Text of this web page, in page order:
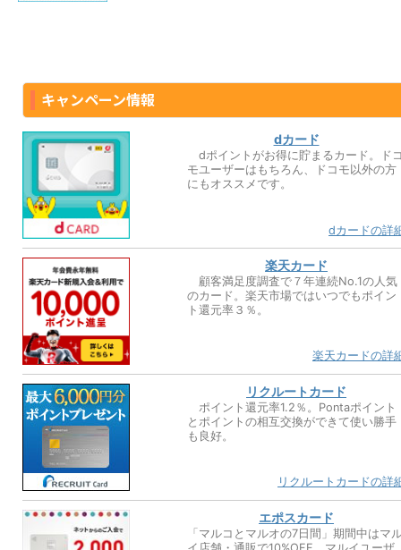
キャンペーン情報
dカード
dポイントがお得に貯まるカード。ド
モユーザーはもちろん、ドコモ以外の方
にもオススメです。
dカードの詳
楽天カード
顧客満足度調査で７年連続No.1の人気
のカード。楽天市場ではいつでもポイン
ト還元率３％。
楽天カードの詳
リクルートカード
ポイント還元率1.2％。Pontaポイント
とポイントの相互交換ができて使い勝手
も良好。
リクルートカードの詳
エポスカード
「マルコとマルオの7日間」期間中はマ